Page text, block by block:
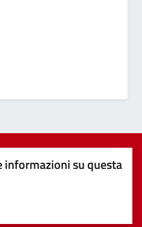
informazioni su questa
su 5
5